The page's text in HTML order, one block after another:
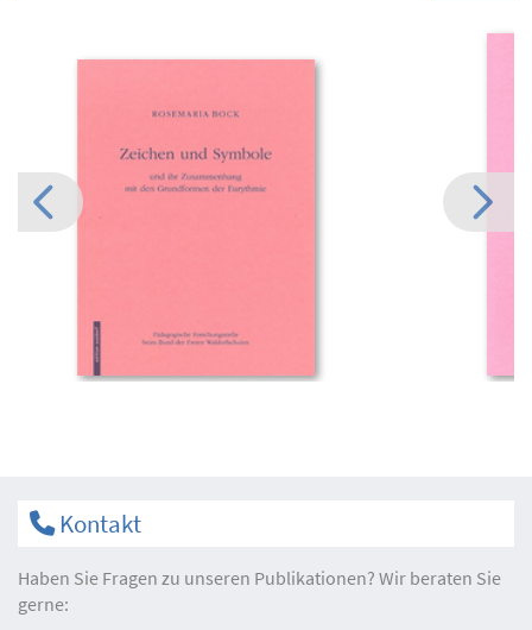
Kontakt
Haben Sie Fragen zu unseren Publikationen? Wir beraten Sie
gerne: